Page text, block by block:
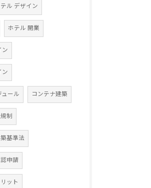
ル デザイン
ホテル 開業
ン
ン
ール コンテナ建築
制
基準法
申請
ット